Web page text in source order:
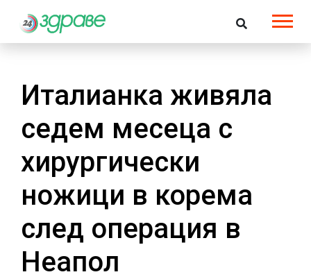
Италианка живяла
седем месеца с
хирургически
ножици в корема
след операция в
Неапол